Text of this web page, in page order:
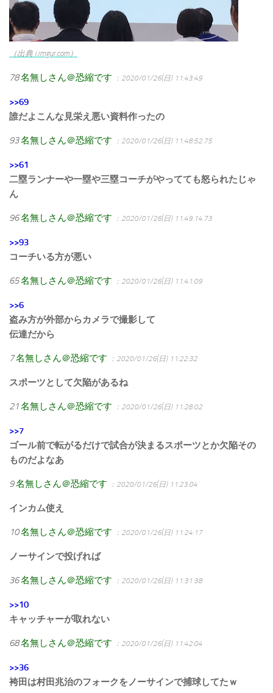
（出典 i.imgur.com）
78名無しさん＠恐縮です ：2020/01/26(日) 11:43:49
>>69
誰だよこんな見栄え悪い資料作ったの
93名無しさん＠恐縮です ：2020/01/26(日) 11:48:52.75
>>61
二塁ランナーや一塁や三塁コーチがやってても怒られたじゃ
ん
96名無しさん＠恐縮です ：2020/01/26(日) 11:49:14.73
>>93
コーチいる方が悪い
65名無しさん＠恐縮です ：2020/01/26(日) 11:41:09
>>6
盗み方が外部からカメラで撮影して
伝達だから
7名無しさん＠恐縮です ：2020/01/26(日) 11:22:32
スポーツとして欠陥があるね
21名無しさん＠恐縮です ：2020/01/26(日) 11:28:02
>>7
ゴール前で転がるだけで試合が決まるスポーツとか欠陥その
ものだよなあ
9名無しさん＠恐縮です ：2020/01/26(日) 11:23:04
インカム使え
10名無しさん＠恐縮です ：2020/01/26(日) 11:24:17
ノーサインで投げれば
36名無しさん＠恐縮です ：2020/01/26(日) 11:31:38
>>10
キャッチャーが取れない
68名無しさん＠恐縮です ：2020/01/26(日) 11:42:04
>>36
袴田は村田兆治のフォークをノーサインで捕球してたｗ